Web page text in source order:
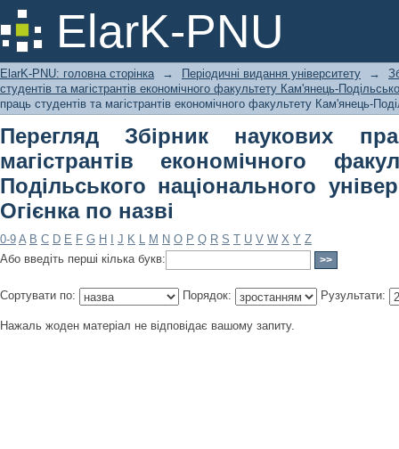
ElarK-PNU
Перегляд Збірник наукових праць
факультету Кам'янець-
Огієнка по назві
ElarK-PNU: головна сторінка → Періодичні видання університету →
студентів та магістрантів економічного факультету Кам'янець-
праць студентів та магістрантів економічного факультету Кам'янець-
Перегляд Збірник наукових
магістрантів економічного
Подільського національного
Огієнка по назві
0-9 A B C D E F G H J K L M N O P Q R S T U V W X Y Z
Або введіть перші кілька букв:
Сортувати по: Порядок: Рузультати:
Нажаль жоден матеріал не відповідає вашому запиту.